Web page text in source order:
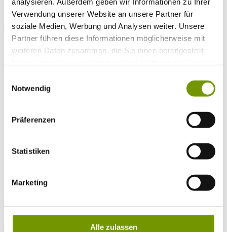
Verwendung unserer Website an unsere Partner für
soziale Medien, Werbung und Analysen weiter. Unsere
Partner führen diese Informationen möglicherweise mit
weiteren Daten zusammen, die Sie ihnen bereitgestellt
Notwendig
Präferenzen
Statistiken
Marketing
Alle zulassen
* Plichtfeld
VOLLTEXTSUCHE
WETTER & WASSERTEMPERATUR
Heute
Klar/Sonnig 14°C
So 09.08
Mo 10.08
Wassertemperatur
25°CCampingplatz Gut Horn
WEBCAM